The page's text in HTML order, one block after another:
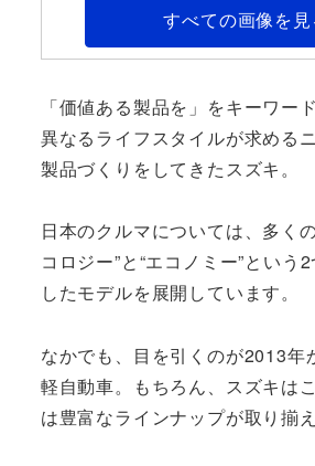
すべての画像を見
「価値ある製品を」をキーワー
異なるライフスタイルが求める
製品づくりをしてきたスズキ。
日本のクルマについては、多く
コロジー”と“エコノミー”という
したモデルを展開しています。
なかでも、目を引くのが2013年
軽自動車。もちろん、スズキは
は豊富なラインナップが取り揃